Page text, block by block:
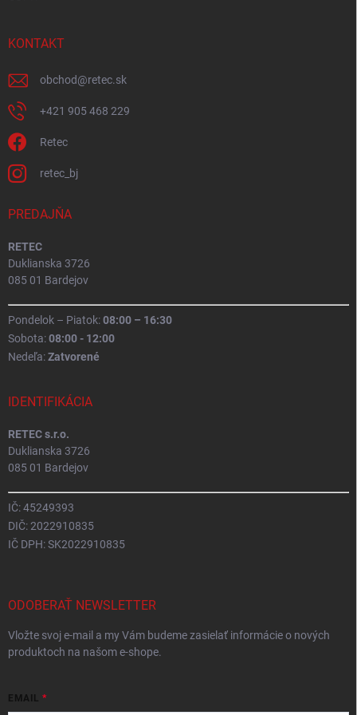
KONTAKT
obchod@retec.sk
+421 905 468 229
Retec
retec_bj
PREDAJŇA
RETEC
Duklianska 3726
085 01 Bardejov
Pondelok – Piatok:08:00 – 16:30
Sobota:08:00 - 12:00
Nedeľa:Zatvorené
IDENTIFIKÁCIA
RETEC s.r.o.
Duklianska 3726
085 01 Bardejov
IČ: 45249393
DIČ: 2022910835
IČ DPH: SK2022910835
ODOBERAŤ NEWSLETTER
Vložte svoj e-mail a my Vám budeme zasielať informácie o nových
produktoch na našom e-shope.
EMAIL